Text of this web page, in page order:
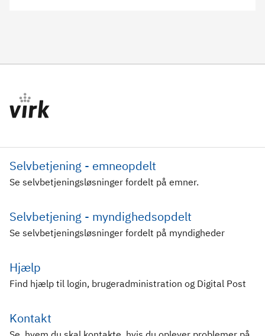
Selvbetjening - emneopdelt
Se selvbetjeningsløsninger fordelt på emner.
Selvbetjening - myndighedsopdelt
Se selvbetjeningsløsninger fordelt på myndigheder
Hjælp
Find hjælp til login, brugeradministration og Digital Post
Kontakt